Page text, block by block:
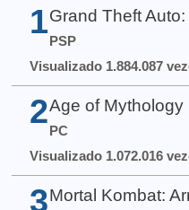
1 Grand Theft
PSP
Visualizado 1.884.087
2 Age of Mythology
PC
Visualizado 1.072.016
3 Mortal Kombat: